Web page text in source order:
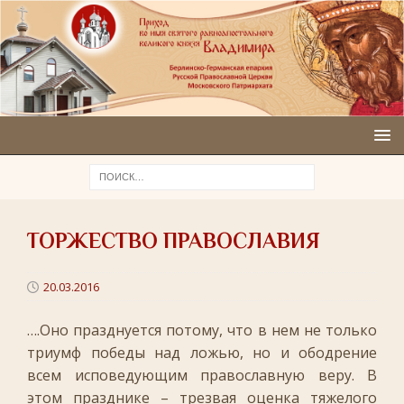
ТОРЖЕСТВО ПРАВОСЛАВИЯ
20.03.2016
….Оно празднуется потому, что в нем не только
триумф победы над ложью, но и ободрение
всем исповедующим православную веру. В
этом празднике – трезвая оценка тяжелого